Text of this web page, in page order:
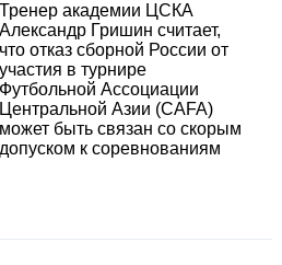
Тренер академии ЦСКА
Александр Гришин считает,
что отказ сборной России от
участия в турнире
Футбольной Ассоциации
Центральной Азии (CAFA)
может быть связан со скорым
допуском к соревнованиям